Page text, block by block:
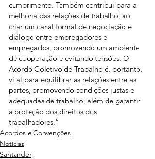
cumprimento. Também contribui para a
melhoria das relações de trabalho, ao
criar um canal formal de negociação e
diálogo entre empregadores e
empregados, promovendo um ambiente
de cooperação e evitando tensões. O
Acordo Coletivo de Trabalho é, portanto,
vital para equilibrar as relações entre as
partes, promovendo condições justas e
adequadas de trabalho, além de garantir
a proteção dos direitos dos
trabalhadores.”
Acordos e Convenções
Notícias
Santander